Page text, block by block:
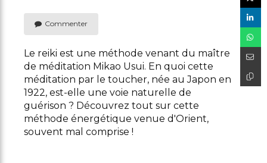
Commenter
Le reiki est une méthode venant du maître
de méditation Mikao Usui. En quoi cette
méditation par le toucher, née au Japon en
1922, est-elle une voie naturelle de
guérison ? Découvrez tout sur cette
méthode énergétique venue d'Orient,
souvent mal comprise !